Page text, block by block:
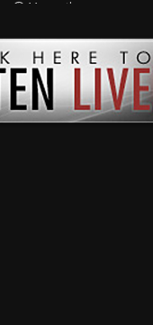
11 months ago